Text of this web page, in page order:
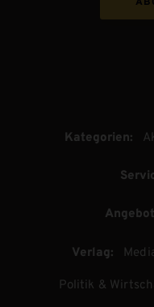
Kategorien:
Verlag:
Politik &